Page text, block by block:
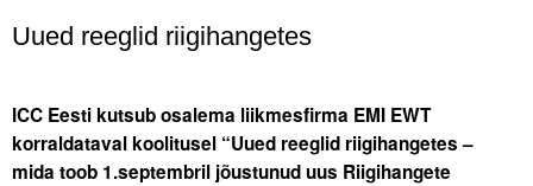
ICC Eesti liikmebaas
Astu ICC Eesti liikmeks!
Uued reeglid riigihangetes
ICC Eesti kutsub osalema liikmesfirma EMI EWT
korraldataval koolitusel “Uued reeglid riigihangetes –
mida toob 1.septembril jõustunud uus Riigihangete